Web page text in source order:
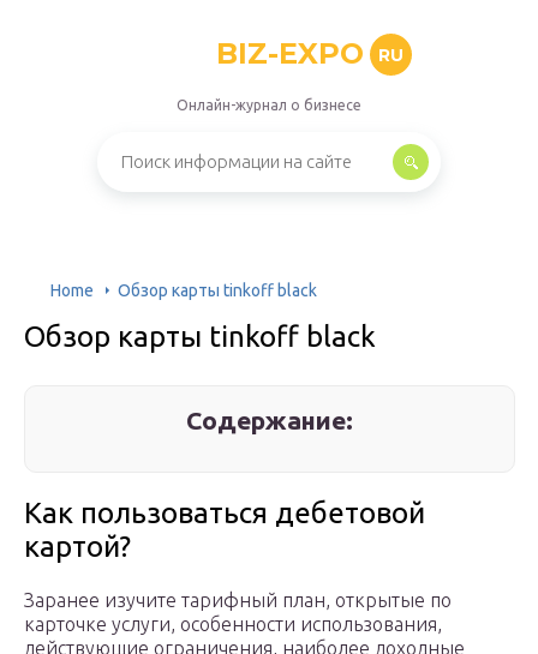
BIZ-EXPO RU
Онлайн-журнал о бизнесе
Home Обзор карты tinkoff black
Обзор карты tinkoff black
Содержание:
Как пользоваться дебетовой
картой?
Заранее изучите тарифный план, открытые по
карточке услуги, особенности использования,
действующие ограничения, наиболее доходные